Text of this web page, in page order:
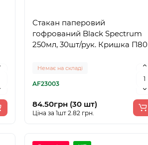
Стакан паперовий
гофрований Black Spectrum
250мл, 30шт/рук. Кришка П80
Немає на складі
AF23003
84.50грн (30 шт)
Ціна за 1шт 2.82 грн.